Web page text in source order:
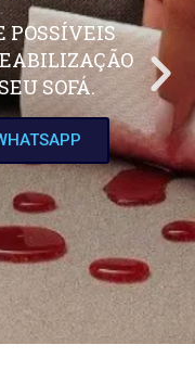
POSSÍVEIS
SOFÁ.